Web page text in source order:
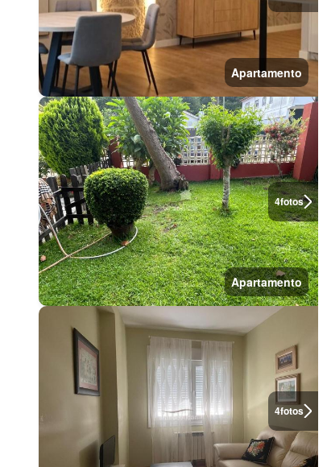
Apartamento
4fotos
Apartamento
4fotos